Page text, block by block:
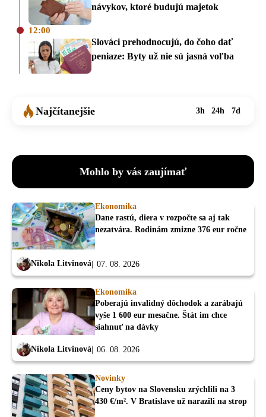
návykov, ktoré budujú majetok
12:00
Slováci prehodnocujú, do čoho dať
peniaze: Byty už nie sú jasná voľba
Najčítanejšie 3h 24h 7d
Mohlo by vás zaujímať
Ekonomika
Dane rastú, diera v rozpočte sa aj tak
nezatvára. Rodinám zmizne 376 eur ročne
Nikola Litvinová 07. 08. 2026
Ekonomika
Poberajú invalidný dôchodok a zarábajú
vyše 1 600 eur mesačne. Štát im chce
siahnuť na dávky
Nikola Litvinová 06. 08. 2026
Novinky
Ceny bytov na Slovensku zrýchlili na 3
430 €/m². V Bratislave už narazili na strop